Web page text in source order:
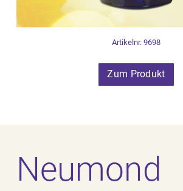
Artikelnr. 9698
Zum Produkt
Neumond